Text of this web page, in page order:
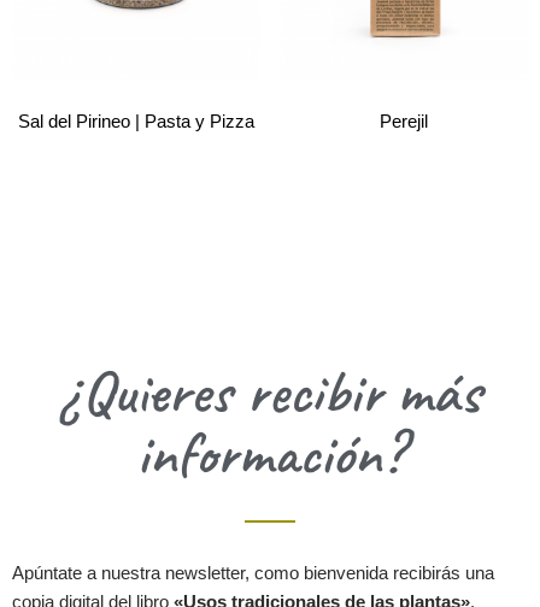
Sal del Pirineo | Pasta y Pizza Perejil
¿Quieres recibir más
información?
Apúntate a nuestra newsletter, como bienvenida recibirás una
copia digital del libro «Usos tradicionales de las plantas».